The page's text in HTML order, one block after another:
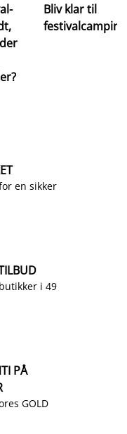
Bliv klar til
festivalcamping
en sikker
i 49
PÅ
GOLD